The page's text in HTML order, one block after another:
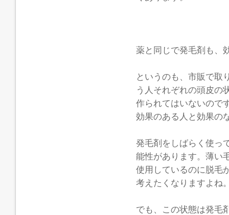
薬と同じで発毛剤も、
というのも、市販で取
う人それぞれの頭皮の
作られてはいないので
効果のある人と効果の
発毛剤をしばらく使っ
能性があります。薄い
使用しているのに脱毛
考えたくなりますよね
でも、この状態は発毛